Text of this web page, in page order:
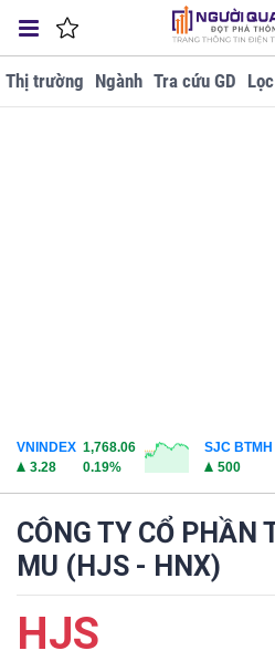
Thị trường Ngành Tra cứu GD
VNINDEX 1,768.06
3.28
0.19%
SJC BTMH
500
CÔNG TY CỔ PHẦN
MU (HJS - HNX)
HJS